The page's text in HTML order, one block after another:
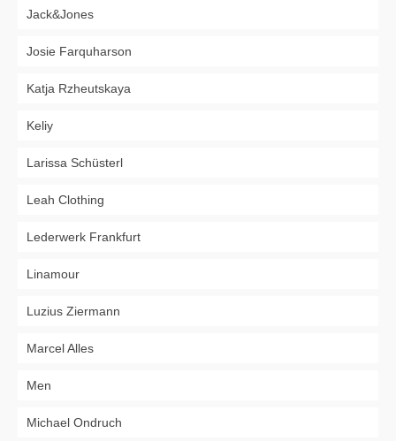
Jack&Jones
Josie Farquharson
Katja Rzheutskaya
Keliy
Larissa Schüsterl
Leah Clothing
Lederwerk Frankfurt
Linamour
Luzius Ziermann
Marcel Alles
Men
Michael Ondruch